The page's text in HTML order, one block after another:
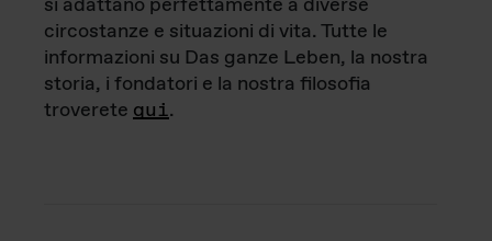
circostanze e situazioni di vita. Tutte le
informazioni su Das ganze Leben, la nostra
storia, i fondatori e la nostra filosofia
troverete qui.